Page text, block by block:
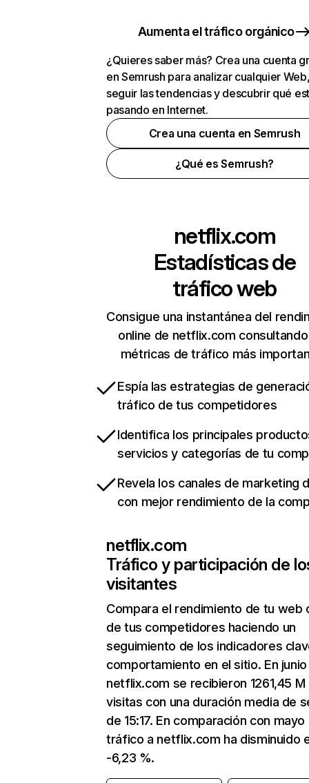
Aumenta el tráfico orgánico
¿Quieres saber más? Crea una cuenta
en Semrush para analizar cualquier
seguir las tendencias y descubrir qué
pasando en Internet.
Crea una cuenta en Semrush
¿Qué es Semrush?
netflix.com
Estadísticas de
tráfico web
Consigue una instantánea del
online de netflix.com
métricas de tráfico más
Espía las estrategias de
tráfico de tus competidores
Identifica los principales
servicios y categorías de tu
Revela los canales de marketing
con mejor rendimiento de la
netflix.com
Tráfico y participación de
visitantes
Compara el rendimiento de tu web
de tus competidores haciendo un
seguimiento de los indicadores
comportamiento en el sitio. En junio
netflix.com se recibieron 1261,45 M
visitas con una duración media de
de 15:17. En comparación con mayo
tráfico a netflix.com ha disminuido
-6,23 %.